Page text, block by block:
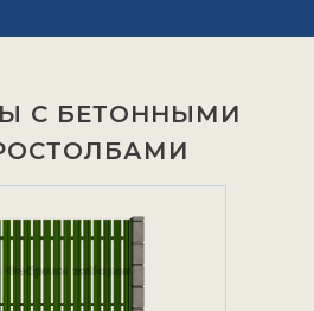
С БЕТОННЫМИ